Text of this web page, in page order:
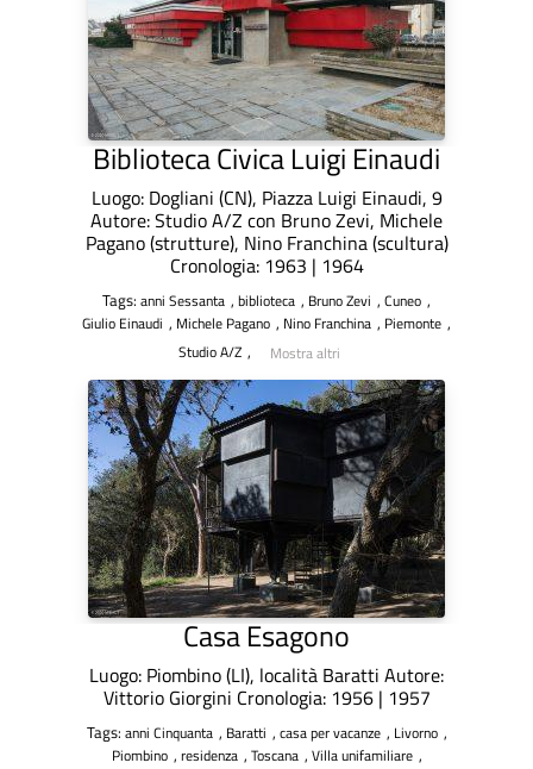
Biblioteca Civica Luigi Einaudi
Luogo: Dogliani (CN), Piazza Luigi Einaudi, 9
Autore: Studio A/Z con Bruno Zevi, Michele
Pagano (strutture), Nino Franchina (scultura)
Cronologia: 1963 | 1964
Tags: anni Sessanta , biblioteca , Bruno Zevi , Cuneo ,
Giulio Einaudi , Michele Pagano , Nino Franchina , Piemonte ,
Studio A/Z , Mostra altri
Casa Esagono
Luogo: Piombino (LI), località Baratti Autore:
Vittorio Giorgini Cronologia: 1956 | 1957
Tags: anni Cinquanta , Baratti , casa per vacanze , Livorno ,
Piombino , residenza , Toscana , Villa unifamiliare ,